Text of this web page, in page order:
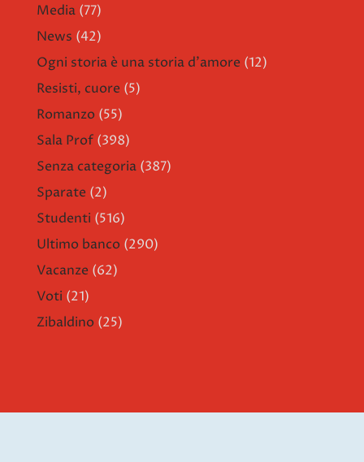
Media (77)
News (42)
Ogni storia è una storia d'amore (12)
Resisti, cuore (5)
Romanzo (55)
Sala Prof (398)
Senza categoria (387)
Sparate (2)
Studenti (516)
Ultimo banco (290)
Vacanze (62)
Voti (21)
Zibaldino (25)